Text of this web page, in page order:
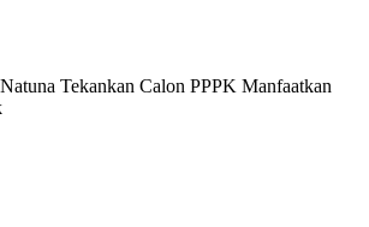
Tekankan Calon PPPK Manfaatkan